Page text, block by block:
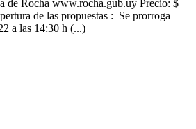
de Rocha www.rocha.gub.uy Precio: $
de las propuestas : Se prorroga
a las 14:30 h (...)